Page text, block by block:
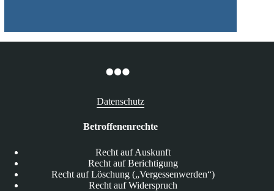
Datenschutz
Betroffenenrechte
Recht auf Auskunft
Recht auf Berichtigung
Recht auf Löschung („Vergessenwerden“)
Recht auf Widerspruch